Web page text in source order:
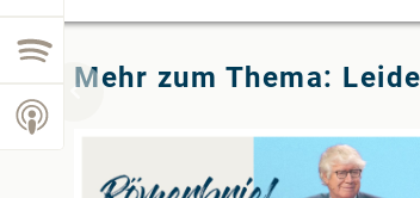
Mehr zum Thema: